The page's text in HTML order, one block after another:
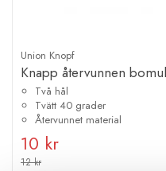
Union Knopf
Knapp återvunnen
Två hål
Tvätt 40 grader
Återvunnet material
10 kr
12 kr